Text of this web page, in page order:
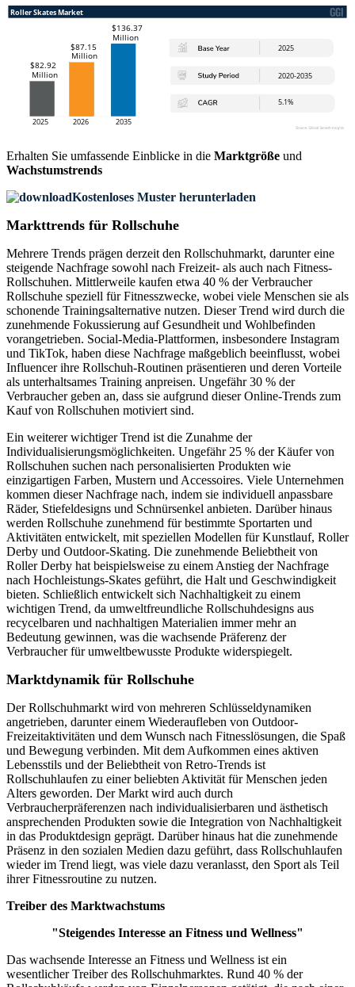
Erhalten Sie umfassende Einblicke in die Marktgröße und
Wachstumstrends
Kostenloses Muster herunterladen
Markttrends für Rollschuhe
Mehrere Trends prägen derzeit den Rollschuhmarkt, darunter eine
steigende Nachfrage sowohl nach Freizeit- als auch nach Fitness-
Rollschuhen. Mittlerweile kaufen etwa 40 % der Verbraucher
Rollschuhe speziell für Fitnesszwecke, wobei viele Menschen sie als
schonende Trainingsalternative nutzen. Dieser Trend wird durch die
zunehmende Fokussierung auf Gesundheit und Wohlbefinden
vorangetrieben. Social-Media-Plattformen, insbesondere Instagram
und TikTok, haben diese Nachfrage maßgeblich beeinflusst, wobei
Influencer ihre Rollschuh-Routinen präsentieren und deren Vorteile
als unterhaltsames Training anpreisen. Ungefähr 30 % der
Verbraucher geben an, dass sie aufgrund dieser Online-Trends zum
Kauf von Rollschuhen motiviert sind.
Ein weiterer wichtiger Trend ist die Zunahme der
Individualisierungsmöglichkeiten. Ungefähr 25 % der Käufer von
Rollschuhen suchen nach personalisierten Produkten wie
einzigartigen Farben, Mustern und Accessoires. Viele Unternehmen
kommen dieser Nachfrage nach, indem sie individuell anpassbare
Räder, Stiefeldesigns und Schnürsenkel anbieten. Darüber hinaus
werden Rollschuhe zunehmend für bestimmte Sportarten und
Aktivitäten entwickelt, mit speziellen Modellen für Kunstlauf, Roller
Derby und Outdoor-Skating. Die zunehmende Beliebtheit von
Roller Derby hat beispielsweise zu einem Anstieg der Nachfrage
nach Hochleistungs-Skates geführt, die Halt und Geschwindigkeit
bieten. Schließlich entwickelt sich Nachhaltigkeit zu einem
wichtigen Trend, da umweltfreundliche Rollschuhdesigns aus
recycelbaren und nachhaltigen Materialien immer mehr an
Bedeutung gewinnen, was die wachsende Präferenz der
Verbraucher für umweltbewusste Produkte widerspiegelt.
Marktdynamik für Rollschuhe
Der Rollschuhmarkt wird von mehreren Schlüsseldynamiken
angetrieben, darunter einem Wiederaufleben von Outdoor-
Freizeitaktivitäten und dem Wunsch nach Fitnesslösungen, die Spaß
und Bewegung verbinden. Mit dem Aufkommen eines aktiven
Lebensstils und der Beliebtheit von Retro-Trends ist
Rollschuhlaufen zu einer beliebten Aktivität für Menschen jeden
Alters geworden. Der Markt wird auch durch
Verbraucherpräferenzen nach individualisierbaren und ästhetisch
ansprechenden Produkten sowie die Integration von Nachhaltigkeit
in das Produktdesign geprägt. Darüber hinaus hat die zunehmende
Präsenz in den sozialen Medien dazu geführt, dass Rollschuhlaufen
wieder im Trend liegt, was viele dazu veranlasst, den Sport als Teil
ihrer Fitnessroutine zu nutzen.
Treiber des Marktwachstums
"Steigendes Interesse an Fitness und Wellness"
Das wachsende Interesse an Fitness und Wellness ist ein
wesentlicher Treiber des Rollschuhmarktes. Rund 40 % der